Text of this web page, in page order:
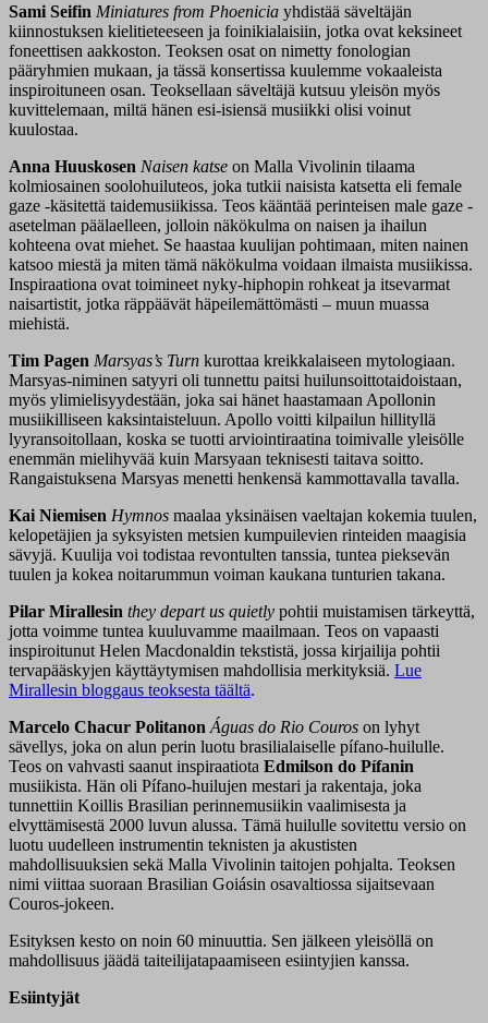
Sami Seifin Miniatures from Phoenicia yhdistää säveltäjän
kiinnostuksen kielitieteeseen ja foinikialaisiin, jotka ovat keksineet
foneettisen aakkoston. Teoksen osat on nimetty fonologian
pääryhmien mukaan, ja tässä konsertissa kuulemme vokaaleista
inspiroituneen osan. Teoksellaan säveltäjä kutsuu yleisön myös
kuvittelemaan, miltä hänen esi-isiensä musiikki olisi voinut
kuulostaa.
Anna Huuskosen Naisen katse on Malla Vivolinin tilaama
kolmiosainen soolohuiluteos, joka tutkii naisista katsetta eli female
gaze -käsitettä taidemusiikissa. Teos kääntää perinteisen male gaze -
asetelman päälaelleen, jolloin näkökulma on naisen ja ihailun
kohteena ovat miehet. Se haastaa kuulijan pohtimaan, miten nainen
katsoo miestä ja miten tämä näkökulma voidaan ilmaista musiikissa.
Inspiraationa ovat toimineet nyky-hiphopin rohkeat ja itsevarmat
naisartistit, jotka räppäävät häpeilemättömästi – muun muassa
miehistä.
Tim Pagen Marsyas’s Turn kurottaa kreikkalaiseen mytologiaan.
Marsyas-niminen satyyri oli tunnettu paitsi huilunsoittotaidoistaan,
myös ylimielisyydestään, joka sai hänet haastamaan Apollonin
musiikilliseen kaksintaisteluun. Apollo voitti kilpailun hillityllä
lyyransoitollaan, koska se tuotti arviointiraatina toimivalle yleisölle
enemmän mielihyvää kuin Marsyaan teknisesti taitava soitto.
Rangaistuksena Marsyas menetti henkensä kammottavalla tavalla.
Kai Niemisen Hymnos maalaa yksinäisen vaeltajan kokemia tuulen,
kelopetäjien ja syksyisten metsien kumpuilevien rinteiden maagisia
sävyjä. Kuulija voi todistaa revontulten tanssia, tuntea pieksevän
tuulen ja kokea noitarummun voiman kaukana tunturien takana.
Pilar Mirallesin they depart us quietly pohtii muistamisen tärkeyttä,
jotta voimme tuntea kuuluvamme maailmaan. Teos on vapaasti
inspiroitunut Helen Macdonaldin tekstistä, jossa kirjailija pohtii
tervapääskyjen käyttäytymisen mahdollisia merkityksiä. Lue
Mirallesin bloggaus teoksesta täältä.
Marcelo Chacur Politanon Águas do Rio Couros on lyhyt
sävellys, joka on alun perin luotu brasilialaiselle pífano-huilulle.
Teos on vahvasti saanut inspiraatiota Edmilson do Pífanin
musiikista. Hän oli Pífano-huilujen mestari ja rakentaja, joka
tunnettiin Koillis Brasilian perinnemusiikin vaalimisesta ja
elvyttämisestä 2000 luvun alussa. Tämä huilulle sovitettu versio on
luotu uudelleen instrumentin teknisten ja akustisten
mahdollisuuksien sekä Malla Vivolinin taitojen pohjalta. Teoksen
nimi viittaa suoraan Brasilian Goiásin osavaltiossa sijaitsevaan
Couros‑jokeen.
Esityksen kesto on noin 60 minuuttia. Sen jälkeen yleisöllä on
mahdollisuus jäädä taiteilijatapaamiseen esiintyjien kanssa.
Esiintyjät